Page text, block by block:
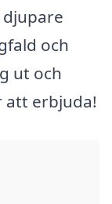
och
ut och
att erbjuda!